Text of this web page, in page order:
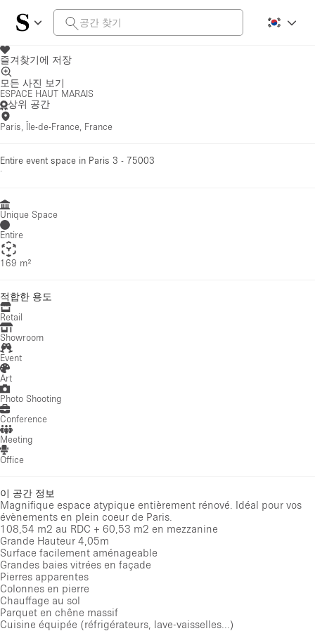
즐겨찾기에 저장
모든 사진 보기
ESPACE HAUT MARAIS
상위 공간
Paris, Île-de-France, France
Entire event space in Paris 3 - 75003
·
Unique Space
Entire
169 m²
적합한 용도
Retail
Showroom
Event
Art
Photo Shooting
Conference
Meeting
Office
이 공간 정보
Magnifique espace atypique entièrement rénové. Idéal pour vos
évènements en plein coeur de Paris.
108,54 m2 au RDC + 60,53 m2 en mezzanine
Grande Hauteur 4,05m
Surface facilement aménageable
Grandes baies vitrées en façade
Pierres apparentes
Colonnes en pierre
Chauffage au sol
Parquet en chêne massif
Cuisine équipée (réfrigérateurs, lave-vaisselles...)